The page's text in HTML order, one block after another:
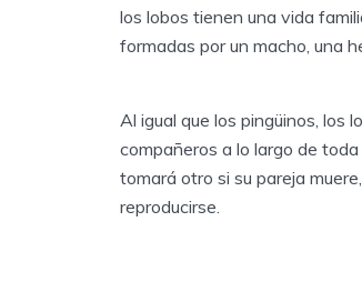
los lobos tienen una vida
formadas por un macho, una
Al igual que los pingüinos, los
compañeros a lo largo de
tomará otro si su pareja
reproducirse.